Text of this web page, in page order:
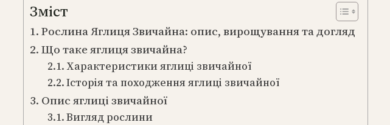
Зміст
Рослина Яглиця Звичайна: опис, вирощування та догляд
Що таке яглиця звичайна?
Характеристики яглиці звичайної
Історія та походження яглиці звичайної
Опис яглиці звичайної
Вигляд рослини